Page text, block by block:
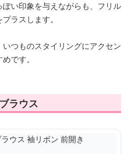
い印象を与えながらも、フリル
ラスします。
つものスタイリングにアクセン
です。
ラウス